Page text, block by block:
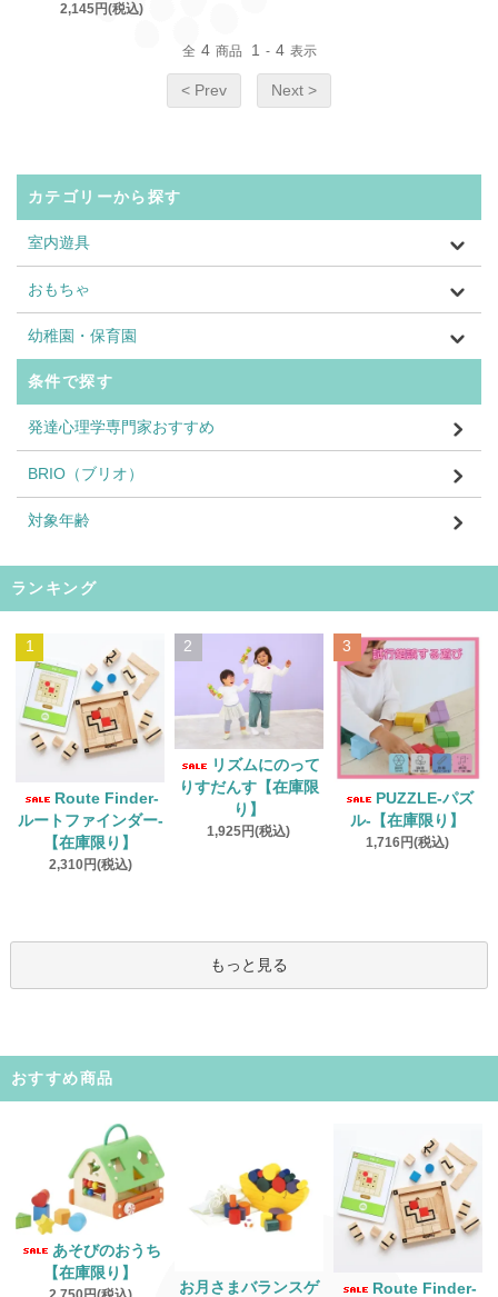
2,145円(税込)
全 4 商品 1 - 4 表示
< Prev Next >
カテゴリーから探す
室内遊具
おもちゃ
幼稚園・保育園
条件で探す
発達心理学専門家おすすめ
BRIO（ブリオ）
対象年齢
ランキング
1
Route Finder‐
ルートファインダー‐
【在庫限り】
2,310円(税込)
2
リズムにのって
りすだんす【在庫限
り】
1,925円(税込)
3
PUZZLE‐パズ
ル‐【在庫限り】
1,716円(税込)
もっと見る
おすすめ商品
あそびのおうち
【在庫限り】
お月さまバランスゲ
Route Finder‐